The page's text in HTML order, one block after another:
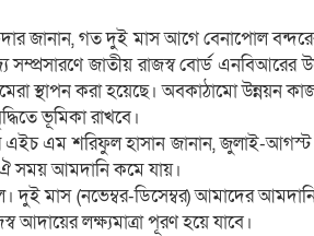
জানান, গত দুই মাস আগে বেনাপোল বন্দরের
সম্প্রসারণে জাতীয় রাজস্ব বোর্ড এনবিআরের
স্থাপন করা হয়েছে। অবকাঠামো উন্নয়ন
ভূমিকা রাখবে।
এইচ এম শরিফুল হাসান জানান, জুলাই-আগস্ট
ঐ সময় আমদানি কমে যায়।
দুই মাস (নভেম্বর-ডিসেম্বর) আমাদের
লক্ষ্যমাত্রা পূরণ হয়ে যাবে।